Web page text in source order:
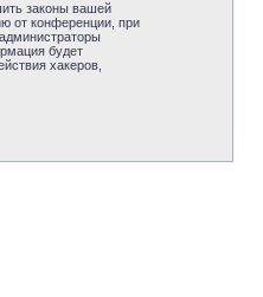
законы вашей
от конференции, при
будет
хакеров,